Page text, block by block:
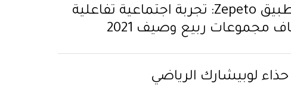
كريستيان لوبوتان على تطبيق Zepeto: تجربة اجتماعية تفاعلية
مجموعات ربيع وصيف 2021
لوبيشارك الرياضي